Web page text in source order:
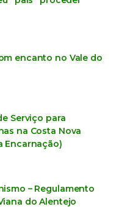
encanto no Vale do
Serviço para
na Costa Nova
Encarnação)
– Regulamento
do Alentejo